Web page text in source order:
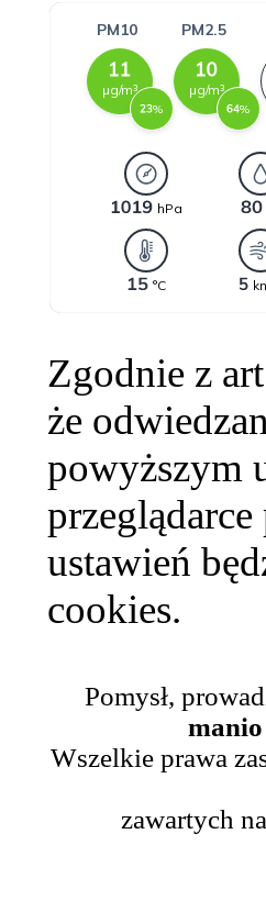
Zgodnie z
że
powyższym
ustawień
cookies.
Pomysł,
manio
Wszelkie prawa
zawartych